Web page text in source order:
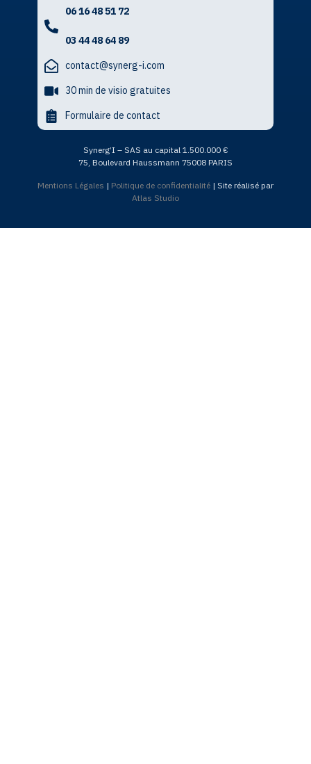
06 16 48 51 72
03 44 48 64 89
contact@synerg-i.com
30 min de visio gratuites
Formulaire de contact
Synerg’I – SAS au capital 1.500.000 €
75, Boulevard Haussmann 75008 PARIS
Mentions Légales | Politique de confidentialité | Site réalisé par
Atlas Studio